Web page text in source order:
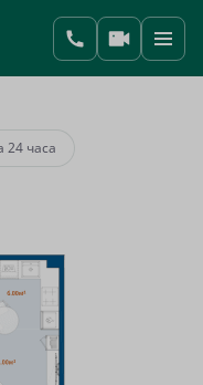
8 702 459 руб.
24 часа